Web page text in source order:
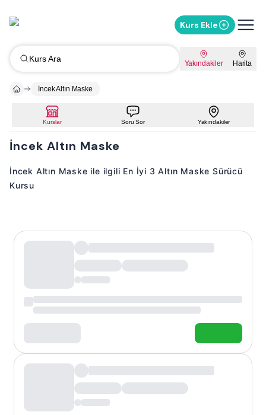
Kurs Ekle
Kurs Ara Yakındakiler Harita
İncek Altın Maske
Kurslar Soru Sor Yakındakiler
İncek Altın Maske
İncek Altın Maske ile ilgili En İyi 3 Altın Maske Sürücü
Kursu